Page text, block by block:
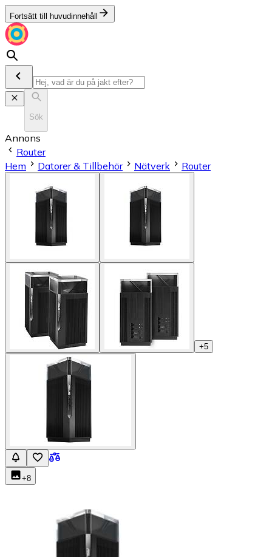
Fortsätt till huvudinnehåll
Sök
Annons
Router
Hem
Datorer & Tillbehör Nätverk Router
+5
+8